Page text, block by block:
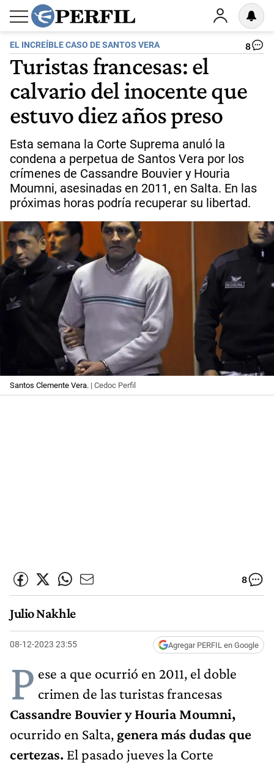
EL INCREÍBLE CASO DE SANTOS VERA 8
Turistas francesas: el
calvario del inocente que
estuvo diez años preso
Esta semana la Corte Suprema anuló la
condena a perpetua de Santos Vera por los
crímenes de Cassandre Bouvier y Houria
Moumni, asesinadas en 2011, en Salta. En las
próximas horas podría recuperar su libertad.
Santos Clemente Vera. | Cedoc Perfil
8
Julio Nakhle
08-12-2023 23:55 Agregar PERFIL en Google
P ese a que ocurrió en 2011, el doble
crimen de las turistas francesas
Cassandre Bouvier y Houria Moumni,
ocurrido en Salta, genera más dudas que
certezas. El pasado jueves la Corte